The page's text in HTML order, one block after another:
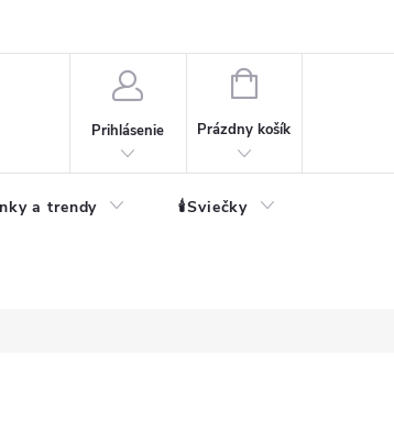
Prihlásenie
NÁKUPNÝ
Prázdny košík
a trendy 🕯️Sviečky